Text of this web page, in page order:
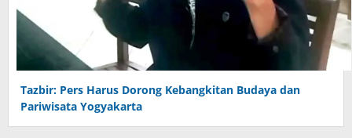
Tazbir: Pers Harus Dorong Kebangkitan Budaya dan
Pariwisata Yogyakarta